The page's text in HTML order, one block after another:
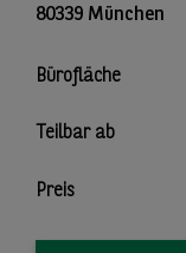
80339 München
Bürofläche
Teilbar ab
Preis